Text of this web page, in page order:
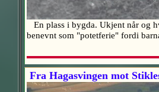
En plass i bygda. Ukjent når og
benevnt som "potetferie" fordi
Fra Hagasvingen mot